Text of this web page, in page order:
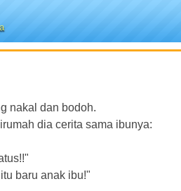
nakal dan bodoh.
dia cerita sama ibunya:
baru anak ibu!"